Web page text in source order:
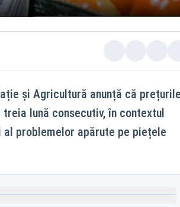
și Agricultură anunță că prețurile
lună consecutiv, în contextul
problemelor apărute pe piețele